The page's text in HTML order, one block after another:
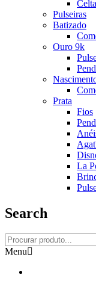
Pulseiras
Batizado
Ouro 9k
Prata
Fios
La
Search
Menu